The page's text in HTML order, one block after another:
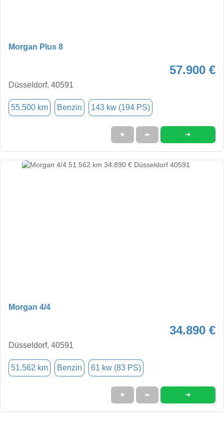
Morgan Plus 8
57.900 €
Düsseldorf, 40591
55.500 km Benzin 143 kw (194 PS)
★ ➦ ➜
Morgan 4/4
34.890 €
Düsseldorf, 40591
51.562 km Benzin 61 kw (83 PS)
★ ➦ ➜